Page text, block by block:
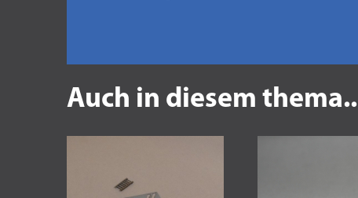
Auch in diesem thema..